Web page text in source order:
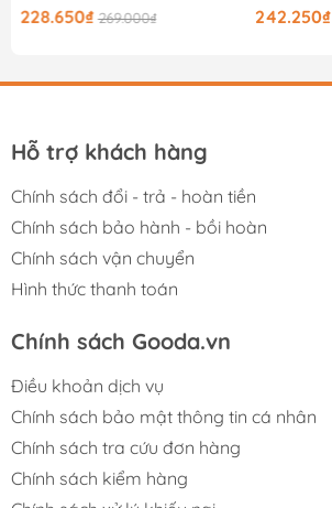
228.650₫ 269.000₫
242.250₫
Hỗ trợ khách hàng
Chính sách đổi - trả - hoàn tiền
Chính sách bảo hành - bồi hoàn
Chính sách vận chuyển
Hình thức thanh toán
Chính sách Gooda.vn
Điều khoản dịch vụ
Chính sách bảo mật thông tin cá nhân
Chính sách tra cứu đơn hàng
Chính sách kiểm hàng